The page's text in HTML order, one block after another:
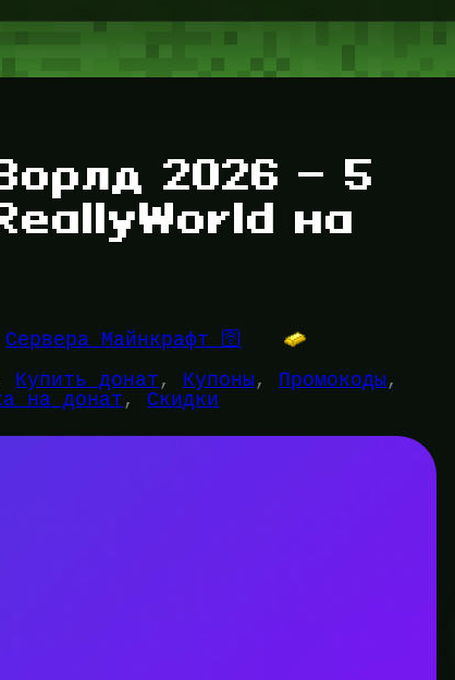
2026 — 5
на
Сервера Майнкрафт 🛜
Купить донат , Купоны , Промокоды
на донат, Скидки